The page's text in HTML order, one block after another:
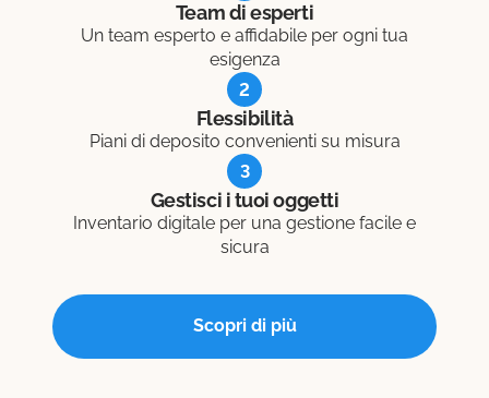
Team di esperti
Un team esperto e affidabile per ogni tua
esigenza
2
Flessibilità
Piani di deposito convenienti su misura
3
Gestisci i tuoi oggetti
Inventario digitale per una gestione facile e
sicura
Scopri di più